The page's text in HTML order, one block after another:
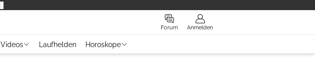
Forum Anmelden
Videos Laufhelden Horoskope